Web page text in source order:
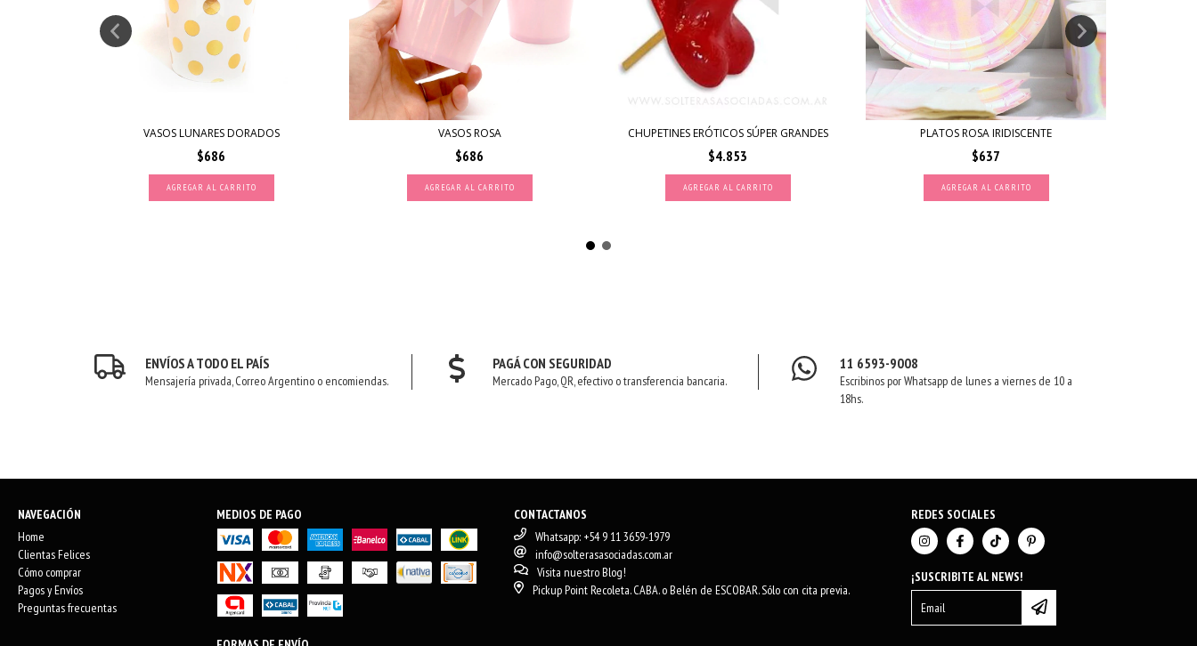
VASOS LUNARES DORADOS
$686
AGREGAR AL CARRITO
VASOS ROSA
$686
AGREGAR AL CARRITO
CHUPETINES ERÓTICOS SÚPER GRANDES
$4.853
AGREGAR AL CARRITO
PLATOS ROSA IRIDISCENTE
$637
AGREGAR AL CARRITO
ENVÍOS A TODO EL PAÍS
Mensajería privada, Correo Argentino o encomiendas.
PAGÁ CON SEGURIDAD
Mercado Pago, QR, efectivo o transferencia bancaria.
11 6593-9008
Escribinos por Whatsapp de lunes a viernes de 10 a
18hs.
NAVEGACIÓN
Home
Clientas Felices
Cómo comprar
Pagos y Envíos
Preguntas frecuentas
MEDIOS DE PAGO
CONTACTANOS
Whatsapp: +54 9 11 3659-1979
info@solterasasociadas.com.ar
Visita nuestro Blog!
Pickup Point Recoleta. CABA. o Belén de ESCOBAR. Sólo con cita previa.
REDES SOCIALES
¡SUSCRIBITE AL NEWS!